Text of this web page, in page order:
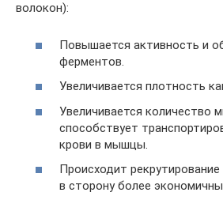
волокон):
Повышается активность и
ферментов.
Увеличивается плотность
Увеличивается количество
способствует
крови в мышцы.
Происходит
в сторону более